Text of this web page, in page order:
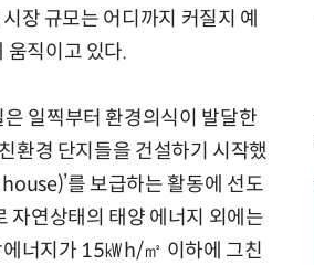
장 규모는 어디까지 커질지 예
움직이고 있다.
일찍부터 환경의식이 발달한
환경 단지들을 건설하기 시작했
를 보급하는 활동에 선도
자연상태의 태양 에너지 외에는
에너지가 15㎾h/㎡ 이하에 그친
AI리더십 공백 장기화… 글로벌 3
동력 꺼져간다